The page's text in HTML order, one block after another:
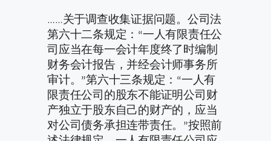
……关于调查收集证据问题。公司法
第六十二条规定：“一人有限责任公
司应当在每一会计年度终了时编制
财务会计报告，并经会计师事务所
审计。”第六十三条规定：“一人有
限责任公司的股东不能证明公司财
产独立于股东自己的财产的，应当
对公司债务承担连带责任。”按照前